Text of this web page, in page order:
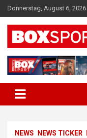
Skip
to
content
Donnerstag, August 6, 2026
BOXSPORT
NEWS NEWS TICKER